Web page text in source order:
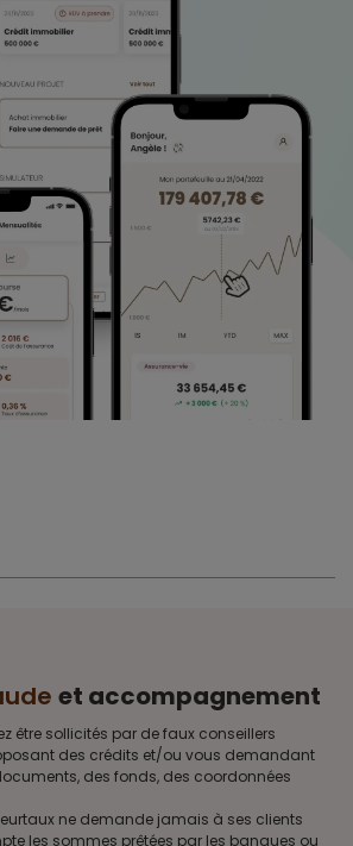
et accompagnement
être sollicités par de faux conseillers
des crédits et/ou vous demandant
des fonds, des coordonnées
ne demande jamais à ses clients
les sommes prêtées par les banques ou